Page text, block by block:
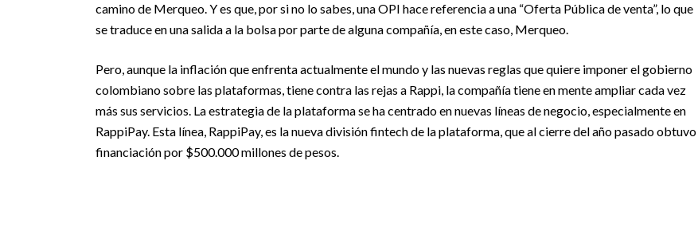
camino de Merqueo. Y es que, por si no lo sabes, una OPI hace referencia a una “Oferta Pública de venta”, lo que
se traduce en una salida a la bolsa por parte de alguna compañía, en este caso, Merqueo.
Pero, aunque la inflación que enfrenta actualmente el mundo y las nuevas reglas que quiere imponer el gobierno
colombiano sobre las plataformas, tiene contra las rejas a Rappi, la compañía tiene en mente ampliar cada vez
más sus servicios. La estrategia de la plataforma se ha centrado en nuevas líneas de negocio, especialmente en
RappiPay. Esta línea, RappiPay, es la nueva división fintech de la plataforma, que al cierre del año pasado obtuvo
financiación por $500.000 millones de pesos.